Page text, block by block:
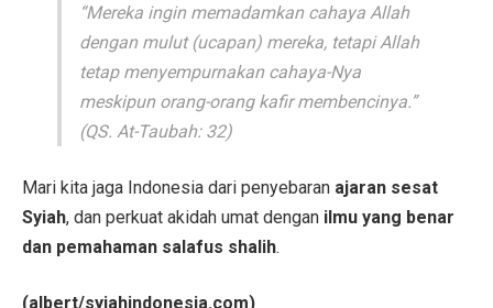
“Mereka ingin memadamkan cahaya Allah
dengan mulut (ucapan) mereka, tetapi Allah
tetap menyempurnakan cahaya-Nya
meskipun orang-orang kafir membencinya.”
(QS. At-Taubah: 32)
Mari kita jaga Indonesia dari penyebaran ajaran sesat
Syiah, dan perkuat akidah umat dengan ilmu yang benar
dan pemahaman salafus shalih.
(albert/syiahindonesia.com)